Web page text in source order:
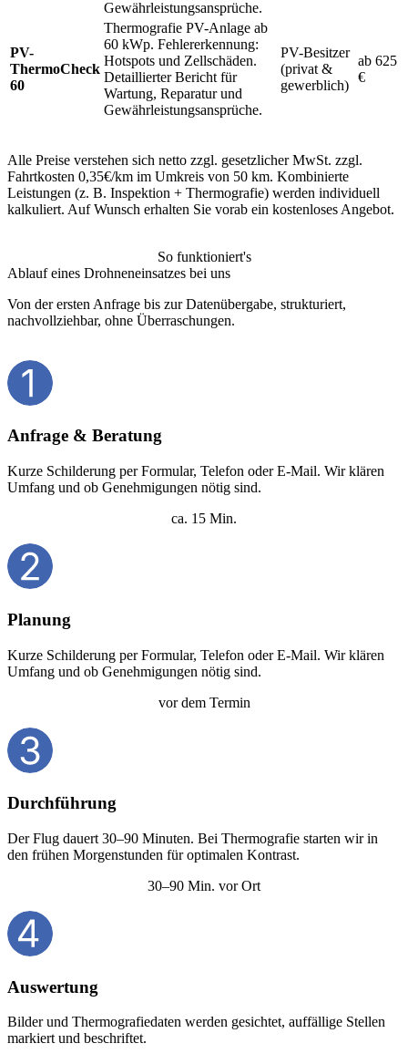
Gewährleistungsansprüche.
PV-
ThermoCheck
60
Thermografie PV-Anlage ab
60 kWp. Fehlererkennung:
Hotspots und Zellschäden.
Detaillierter Bericht für
Wartung, Reparatur und
Gewährleistungsansprüche.
PV-Besitzer
(privat &
gewerblich)
ab 625
€
Alle Preise verstehen sich netto zzgl. gesetzlicher MwSt. zzgl.
Fahrtkosten 0,35€/km im Umkreis von 50 km. Kombinierte
Leistungen (z. B. Inspektion + Thermografie) werden individuell
kalkuliert. Auf Wunsch erhalten Sie vorab ein kostenloses Angebot.
So funktioniert's
Ablauf eines Drohneneinsatzes bei uns
Von der ersten Anfrage bis zur Datenübergabe, strukturiert,
nachvollziehbar, ohne Überraschungen.
Anfrage & Beratung
Kurze Schilderung per Formular, Telefon oder E-Mail. Wir klären
Umfang und ob Genehmigungen nötig sind.
ca. 15 Min.
Planung
Kurze Schilderung per Formular, Telefon oder E-Mail. Wir klären
Umfang und ob Genehmigungen nötig sind.
vor dem Termin
Durchführung
Der Flug dauert 30–90 Minuten. Bei Thermografie starten wir in
den frühen Morgenstunden für optimalen Kontrast.
30–90 Min. vor Ort
Auswertung
Bilder und Thermografiedaten werden gesichtet, auffällige Stellen
markiert und beschriftet.